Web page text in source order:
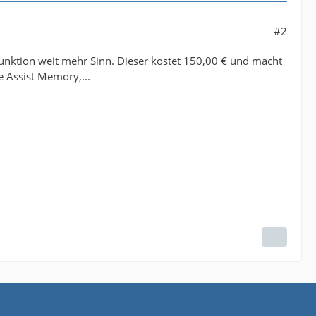
#2
weit mehr Sinn. Dieser kostet 150,00 € und macht
Assist Memory,...